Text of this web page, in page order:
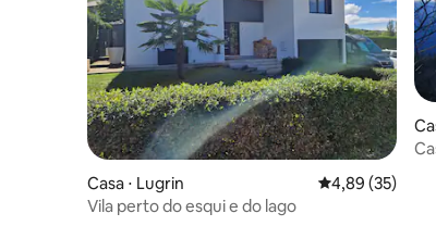
Casa ⋅ Lugrin 4,89 de uma
4,89 (35)
Vila perto do esqui e do lago